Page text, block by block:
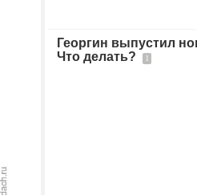
Георгин выпустил
Что делать?
1